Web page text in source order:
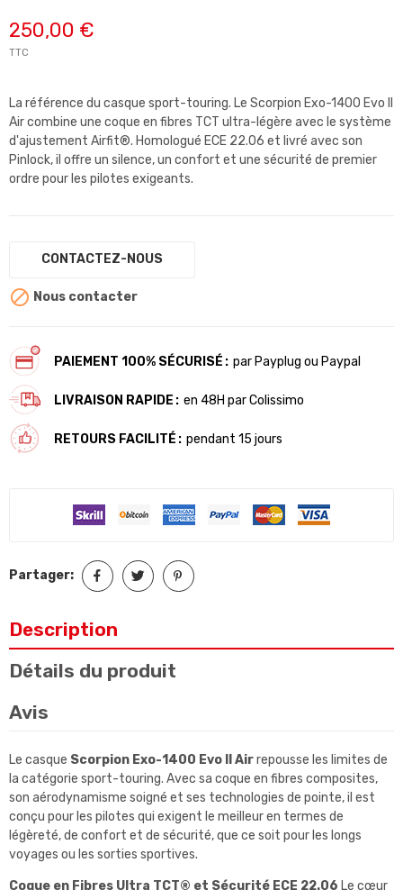
250,00 €
TTC
La référence du casque sport-touring. Le Scorpion Exo-1400 Evo II
Air combine une coque en fibres TCT ultra-légère avec le système
d'ajustement Airfit®. Homologué ECE 22.06 et livré avec son
Pinlock, il offre un silence, un confort et une sécurité de premier
ordre pour les pilotes exigeants.
CONTACTEZ-NOUS
 Nous contacter
PAIEMENT 100% SÉCURISÉ par Payplug ou Paypal
LIVRAISON RAPIDE en 48H par Colissimo
RETOURS FACILITÉ pendant 15 jours
Partager:
Description
Détails du produit
Avis
Le casque Scorpion Exo-1400 Evo II Airrepousse les limites de
la catégorie sport-touring. Avec sa coque en fibres composites,
son aérodynamisme soigné et ses technologies de pointe, il est
conçu pour les pilotes qui exigent le meilleur en termes de
légèreté, de confort et de sécurité, que ce soit pour les longs
voyages ou les sorties sportives.
Coque en Fibres Ultra TCT® et Sécurité ECE 22.06 Le cœur